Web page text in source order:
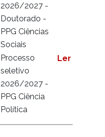
2026/2027 -
Doutorado -
PPG Ciências
Sociais
Processo
seletivo
2026/2027 -
PPG Ciência
Política
Ler mais